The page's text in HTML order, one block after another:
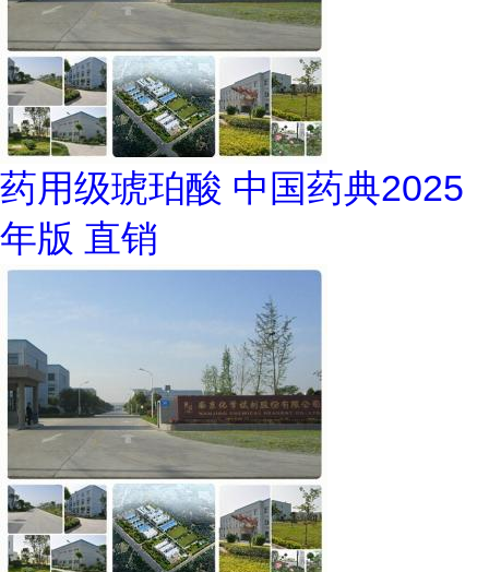
药用级琥珀酸 中国药典2025
年版 直销